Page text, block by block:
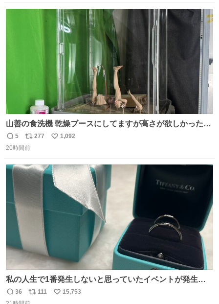
着した車両が発見されました。 今でも残っていること自体
が奇跡です……。
数
山善の食洗機 乾燥ブースにしてますが高さが欲しかったの
でコレクションケースを置くだけのツルセコ改造 扉が手前
に開き天井の温度もしっかり上がるのでかなり使いやすく
返
信
5
リ
ポ
ト
277
い
数
1,092
20時間前
私の人生で1番発生しないと思っていたイベントが発生し
ました
返
36
リ
111
い
15,753